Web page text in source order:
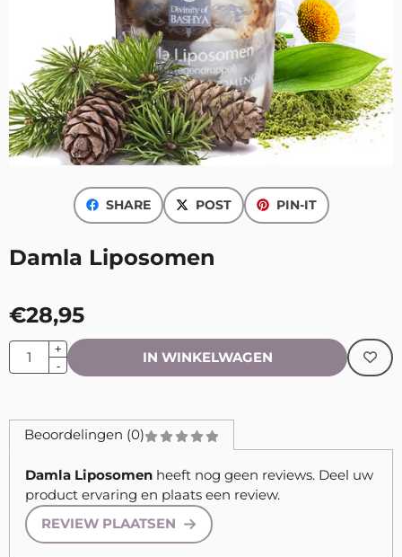
SHARE POST PIN-IT
Damla Liposomen
€28,95
Aantal
+
-
IN WINKELWAGEN
Beoordelingen (0)
Damla Liposomen heeft nog geen reviews. Deel uw
product ervaring en plaats een review.
REVIEW PLAATSEN